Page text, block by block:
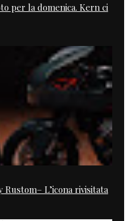
per la domenica. Kern ci
Rustom– L’icona rivisitata